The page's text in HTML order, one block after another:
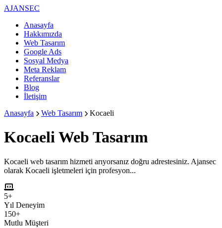
AJANSEC
Anasayfa
Hakkımızda
Web Tasarım
Google Ads
Sosyal Medya
Meta Reklam
Referanslar
Blog
İletişim
Anasayfa
Web Tasarım Kocaeli
KocaeliWeb Tasarım
Kocaeli web tasarım hizmeti arıyorsanız doğru adrestesiniz. Ajansec
olarak Kocaeli işletmeleri için profesyon...
5+
Yıl Deneyim
150+
Mutlu Müşteri